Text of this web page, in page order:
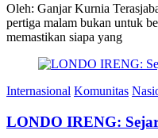
Oleh: Ganjar Kurnia
pertiga malam bukan untuk
memastikan siapa yang
Internasional Komunitas
LONDO IRENG: